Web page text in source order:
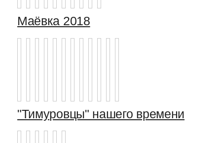
Маёвка 2018
"Тимуровцы" нашего времени